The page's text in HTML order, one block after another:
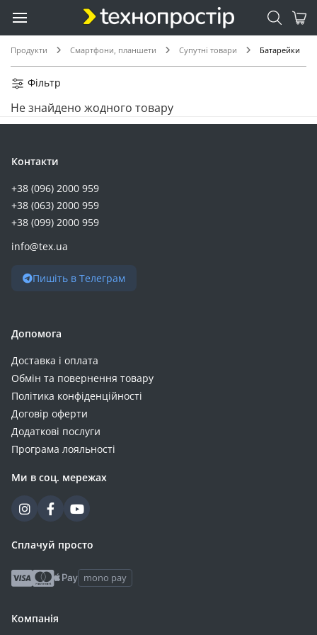
Продукти Смартфони, планшети Супутні товари Батарейки
Фільтр
Не знайдено жодного товару
Контакти
+38 (096) 2000 959
+38 (063) 2000 959
+38 (099) 2000 959
info@tex.ua
Пишіть в Телеграм
Допомога
Доставка і оплата
Обмін та повернення товару
Політика конфіденційності
Договір оферти
Додаткові послуги
Програма лояльності
Ми в соц. мережах
Сплачуй просто
mono pay
Компанія